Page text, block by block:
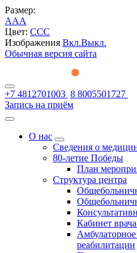
Размер:
AAA
Цвет: CCC
Изображения Вкл.Выкл.
Обычная версия сайта
+7 4812701003 8 8005501727
Запись на приём
О нас
Сведения о
80-летие Победы
План
Структура центра
Кабинет
реабилитации